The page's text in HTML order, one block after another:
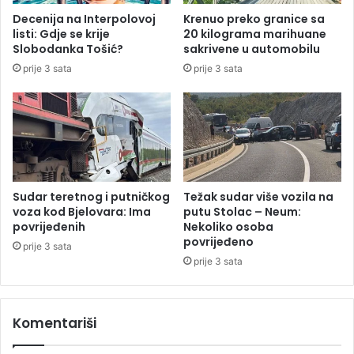
d
i
n
a
z
b
o
g
u
b
i
v
a
i
l
a
z
d
r
ž
a
n
a
A
e
r
o
u
Decenija na Interpolovoj
listi: Gdje se krije
Slobodanka Tošić?
prije 3 sata
Krenuo preko granice sa
20 kilograma marihuane
sakrivene u automobilu
prije 3 sata
Sudar teretnog i putničkog
voza kod Bjelovara: Ima
povrijeđenih
prije 3 sata
Težak sudar više vozila na
putu Stolac – Neum:
Nekoliko osoba
povrijeđeno
prije 3 sata
Komentariši